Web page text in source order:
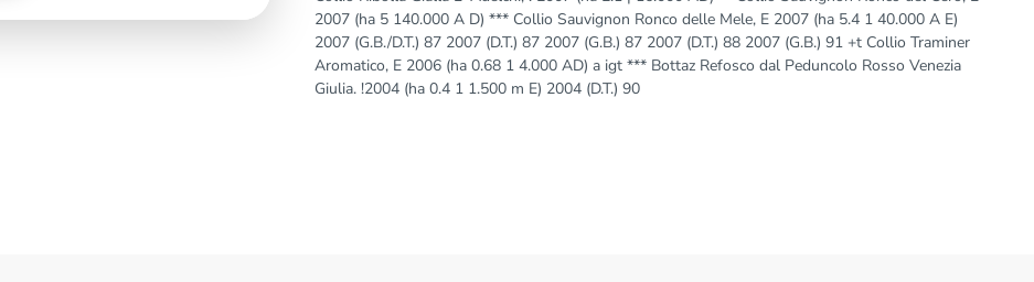
2007 (ha 5 140.000 A D) *** Collio Sauvignon Ronco delle Mele, E 2007 (ha 5.4 1 40.000 A E)
2007 (G.B./D.T.) 87 2007 (D.T.) 87 2007 (G.B.) 87 2007 (D.T.) 88 2007 (G.B.) 91 +t Collio Traminer
Aromatico, E 2006 (ha 0.68 1 4.000 AD) a igt *** Bottaz Refosco dal Peduncolo Rosso Venezia
Giulia. !2004 (ha 0.4 1 1.500 m E) 2004 (D.T.) 90